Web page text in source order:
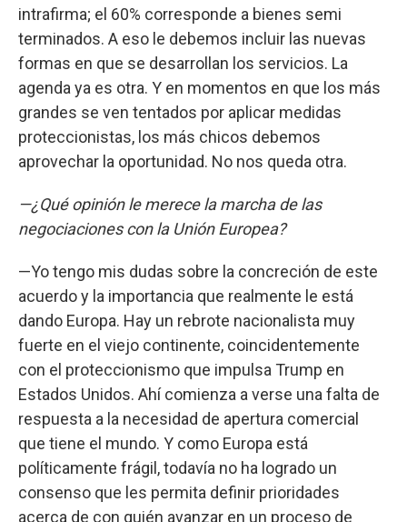
intrafirma; el 60% corresponde a bienes semi
terminados. A eso le debemos incluir las nuevas
formas en que se desarrollan los servicios. La
agenda ya es otra. Y en momentos en que los más
grandes se ven tentados por aplicar medidas
proteccionistas, los más chicos debemos
aprovechar la oportunidad. No nos queda otra.
—¿Qué opinión le merece la marcha de las
negociaciones con la Unión Europea?
—Yo tengo mis dudas sobre la concreción de este
acuerdo y la importancia que realmente le está
dando Europa. Hay un rebrote nacionalista muy
fuerte en el viejo continente, coincidentemente
con el proteccionismo que impulsa Trump en
Estados Unidos. Ahí comienza a verse una falta de
respuesta a la necesidad de apertura comercial
que tiene el mundo. Y como Europa está
políticamente frágil, todavía no ha logrado un
consenso que les permita definir prioridades
acerca de con quién avanzar en un proceso de